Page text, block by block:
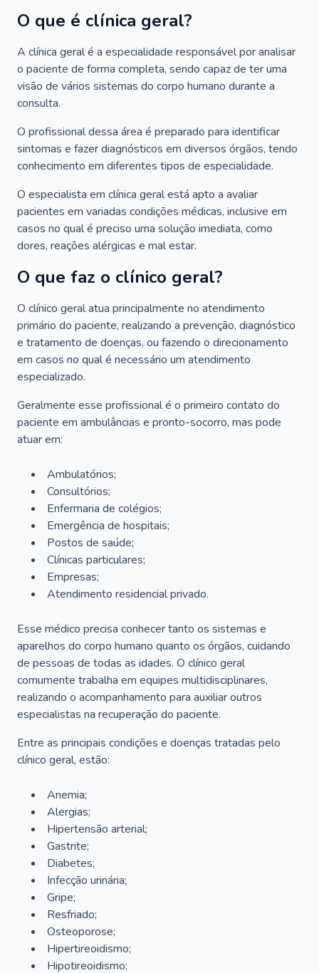
O que é clínica geral?
A clínica geral é a especialidade responsável por analisar
o paciente de forma completa, sendo capaz de ter uma
visão de vários sistemas do corpo humano durante a
consulta.
O profissional dessa área é preparado para identificar
sintomas e fazer diagnósticos em diversos órgãos, tendo
conhecimento em diferentes tipos de especialidade.
O especialista em clínica geral está apto a avaliar
pacientes em variadas condições médicas, inclusive em
casos no qual é preciso uma solução imediata, como
dores, reações alérgicas e mal estar.
O que faz o clínico geral?
O clínico geral atua principalmente no atendimento
primário do paciente, realizando a prevenção, diagnóstico
e tratamento de doenças, ou fazendo o direcionamento
em casos no qual é necessário um atendimento
especializado.
Geralmente esse profissional é o primeiro contato do
paciente em ambulâncias e pronto-socorro, mas pode
atuar em:
Ambulatórios;
Consultórios;
Enfermaria de colégios;
Emergência de hospitais;
Postos de saúde;
Clínicas particulares;
Empresas;
Atendimento residencial privado.
Esse médico precisa conhecer tanto os sistemas e
aparelhos do corpo humano quanto os órgãos, cuidando
de pessoas de todas as idades. O clínico geral
comumente trabalha em equipes multidisciplinares,
realizando o acompanhamento para auxiliar outros
especialistas na recuperação do paciente.
Entre as principais condições e doenças tratadas pelo
clínico geral, estão:
Anemia;
Alergias;
Hipertensão arterial;
Gastrite;
Diabetes;
Infecção urinária;
Gripe;
Resfriado;
Osteoporose;
Hipertireoidismo;
Hipotireoidismo;